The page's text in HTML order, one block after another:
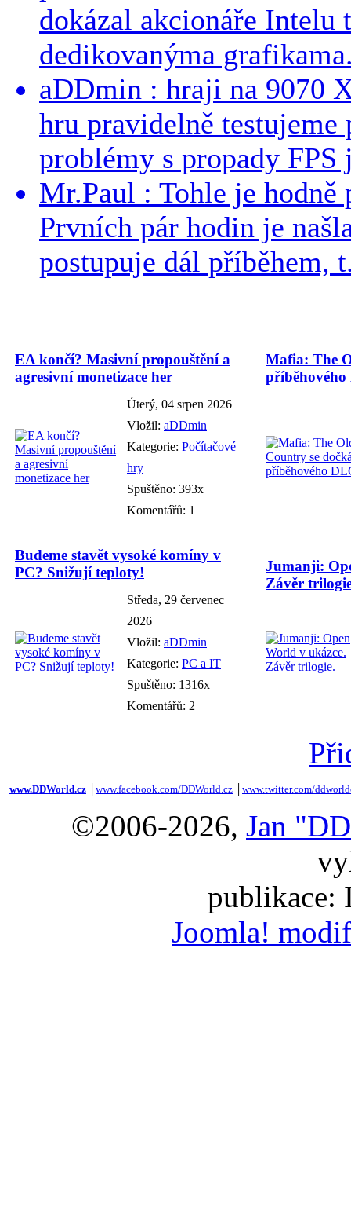
dokázal akcionáře Intelu
dedikovanýma
aDDmin : hraji na 9070
hru pravidelně testujeme
problémy s propady FPS
Mr.Paul : Tohle je hodně
Prvních pár hodin je
postupuje dál příběhem,
EA končí? Masivní propouštění a
agresivní monetizace her
Úterý, 04 srpen 2026
Vložil: aDDmin
Kategorie: Počítačové
hry
Spuštěno: 393x
Komentářů: 1
Mafia: The
Budeme stavět vysoké komíny v
PC? Snižují teploty!
Středa, 29 červenec
2026
Vložil: aDDmin
Kategorie: PC a IT
Spuštěno: 1316x
Komentářů: 2
Jumanji:
Závěr
www.DDWorld.cz www.facebook.com/DDWorld.cz www.twitter.com/
©2006-2026, Jan
publikace:
Joomla!